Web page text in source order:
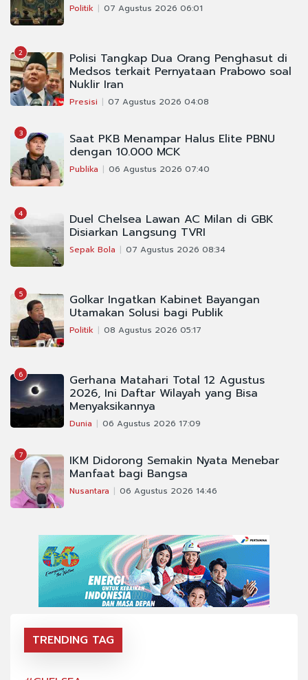
Politik 07 Agustus 2026 06:01
2 Polisi Tangkap Dua Orang Penghasut di
Medsos terkait Pernyataan Prabowo soal
Nuklir Iran
Presisi 07 Agustus 2026 04:08
3 Saat PKB Menampar Halus Elite PBNU
dengan 10.000 MCK
Publika 06 Agustus 2026 07:40
4 Duel Chelsea Lawan AC Milan di GBK
Disiarkan Langsung TVRI
Sepak Bola 07 Agustus 2026 08:34
5 Golkar Ingatkan Kabinet Bayangan
Utamakan Solusi bagi Publik
Politik 08 Agustus 2026 05:17
6 Gerhana Matahari Total 12 Agustus
2026, Ini Daftar Wilayah yang Bisa
Menyaksikannya
Dunia 06 Agustus 2026 17:09
7 IKM Didorong Semakin Nyata Menebar
Manfaat bagi Bangsa
Nusantara 06 Agustus 2026 14:46
TRENDING TAG